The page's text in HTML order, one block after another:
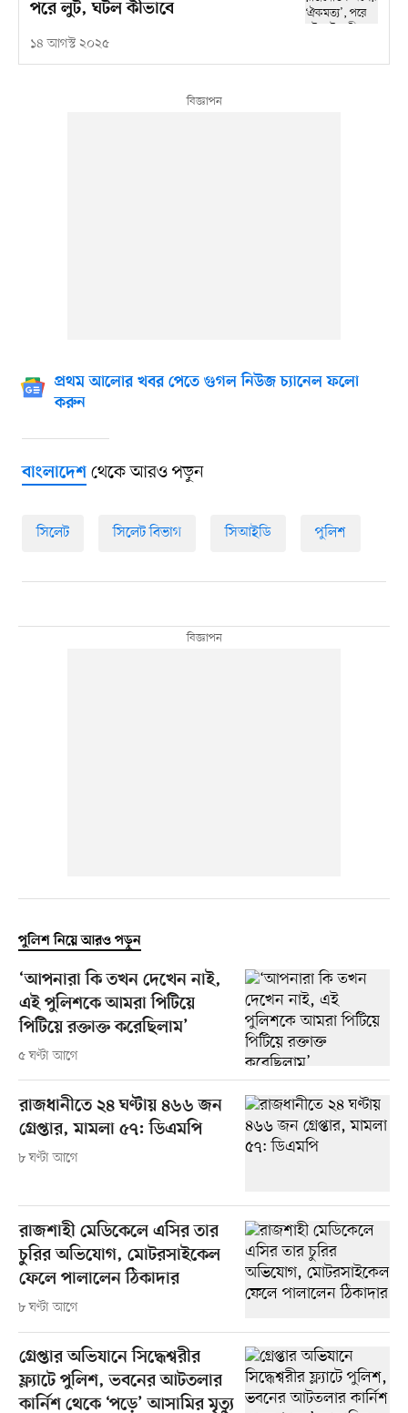
পরে লুট, ঘটল কীভাবে
১৪ আগস্ট ২০২৫
প্রথম আলোর খবর পেতে গুগল নিউজ চ্যানেল ফলো
করুন
বাংলাদেশথেকে আরও পড়ুন
সিলেট সিলেট বিভাগ সিআইডি পুলিশ
পুলিশ নিয়ে আরও পড়ুন
‘আপনারা কি তখন দেখেন নাই,
এই পুলিশকে আমরা পিটিয়ে
পিটিয়ে রক্তাক্ত করেছিলাম’
৫ ঘণ্টা আগে
রাজধানীতে ২৪ ঘণ্টায় ৪৬৬ জন
গ্রেপ্তার, মামলা ৫৭: ডিএমপি
৮ ঘণ্টা আগে
রাজশাহী মেডিকেলে এসির তার
চুরির অভিযোগ, মোটরসাইকেল
ফেলে পালালেন ঠিকাদার
৮ ঘণ্টা আগে
গ্রেপ্তার অভিযানে সিদ্ধেশ্বরীর
ফ্ল্যাটে পুলিশ, ভবনের আটতলার
কার্নিশ থেকে ‘পড়ে’ আসামির মৃত্যু